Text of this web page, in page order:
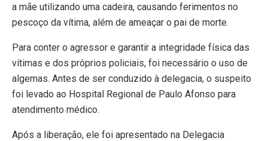
a mãe utilizando uma cadeira, causando ferimentos no
pescoço da vítima, além de ameaçar o pai de morte.
Para conter o agressor e garantir a integridade física das
vítimas e dos próprios policiais, foi necessário o uso de
algemas. Antes de ser conduzido à delegacia, o suspeito
foi levado ao Hospital Regional de Paulo Afonso para
atendimento médico.
Após a liberação, ele foi apresentado na Delegacia